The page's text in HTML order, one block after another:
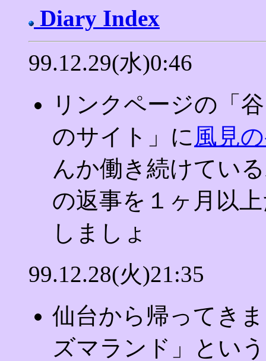
Diary Index
99.12.29(水)0:46
リンクページの「
のサイト」に風見
んか働き続けてい
の返事を１ヶ月以
しましょ
99.12.28(火)21:35
仙台から帰ってき
ズマランド」とい